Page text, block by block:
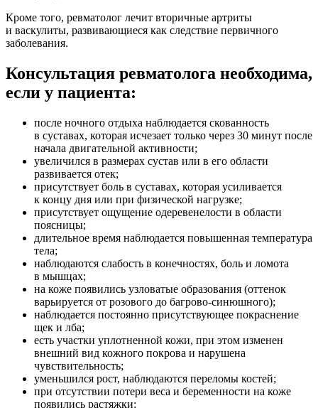
Кроме того, ревматолог лечит вторичные артриты
и васкулиты, развивающиеся как следствие первичного
заболевания.
Консультация ревматолога необходима,
если у пациента:
после ночного отдыха наблюдается скованность
в суставах, которая исчезает только через 30 минут после
начала двигательной активности;
увеличился в размерах сустав или в его области
развивается отек;
присутствует боль в суставах, которая усиливается
к концу дня или при физической нагрузке;
присутствует ощущение одеревенелости в области
поясницы;
длительное время наблюдается повышенная температура
тела;
наблюдаются слабость в конечностях, боль и ломота
в мышцах;
на коже появились узловатые образования (оттенок
варьируется от розового до багрово-синюшного);
наблюдается постоянно присутствующее покраснение
щек и лба;
есть участки уплотненной кожи, при этом изменен
внешний вид кожного покрова и нарушена
чувствительность;
уменьшился рост, наблюдаются переломы костей;
при отсутствии потери веса и беременности на коже
появились растяжки;